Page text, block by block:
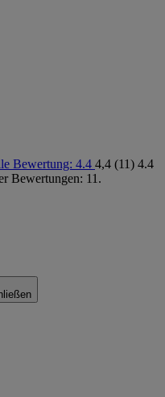
Bewertung: 4.4 4,4 (11) 4.4
Bewertungen: 11.